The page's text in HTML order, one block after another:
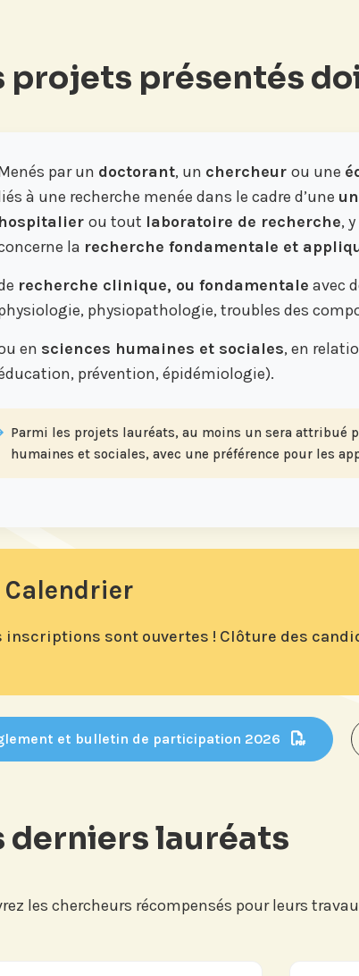
projets présentés
par un doctorant, un chercheur ou une
à une recherche menée dans le cadre d’une
hospitalier ou tout laboratoire de recherche,
la recherche fondamentale et
recherche clinique, ou fondamentale avec
physiopathologie, troubles des
en sciences humaines et sociales, en
prévention, épidémiologie).
Parmi les projets lauréats, au moins un sera attribué
humaines et sociales, avec une préférence pour les
Calendrier
inscriptions sont ouvertes ! Clôture des
et bulletin de participation 2026
derniers lauréats
les chercheurs récompensés pour leurs